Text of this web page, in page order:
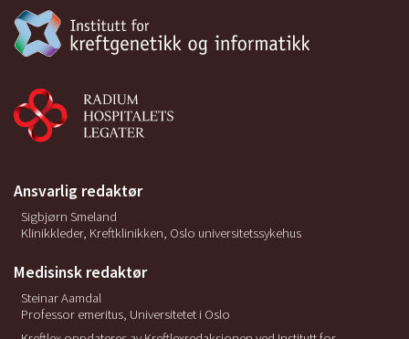
Ansvarlig redaktør
Sigbjørn Smeland
Klinikkleder, Kreftklinikken, Oslo universitetssykehus
Medisinsk redaktør
Steinar Aamdal
Professor emeritus, Universitetet i Oslo